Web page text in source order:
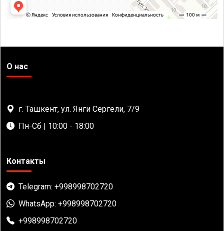
О нас
г. Ташкент, ул. Янги Сергели, 7/9
Пн-Сб | 10:00 - 18:00
Контакты
Telegram: +998998702720
WhatsApp: +998998702720
+998998702720